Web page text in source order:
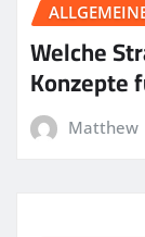
Welche
Konzepte
Matthew